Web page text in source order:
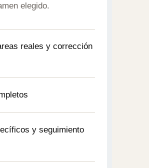
elegido.
reales y corrección
con corrección
en los mismos rubros
la gestión del tiempo
el día del examen.
y seguimiento